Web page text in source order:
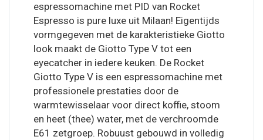
espressomachine met PID van Rocket
Espresso is pure luxe uit Milaan! Eigentijds
vormgegeven met de karakteristieke Giotto
look maakt de Giotto Type V tot een
eyecatcher in iedere keuken. De Rocket
Giotto Type V is een espressomachine met
professionele prestaties door de
warmtewisselaar voor direct koffie, stoom
en heet (thee) water, met de verchroomde
E61 zetgroep. Robuust gebouwd in volledig